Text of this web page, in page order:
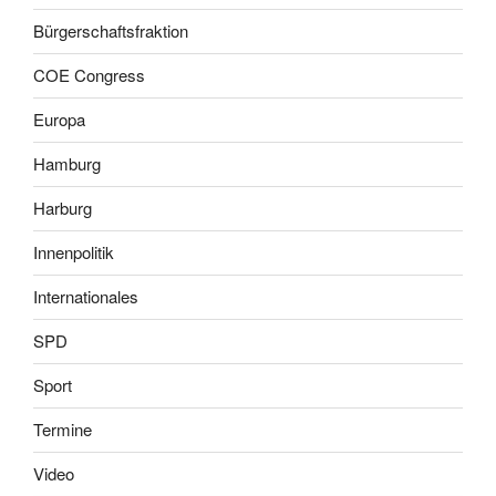
Bürgerschaftsfraktion
COE Congress
Europa
Hamburg
Harburg
Innenpolitik
Internationales
SPD
Sport
Termine
Video